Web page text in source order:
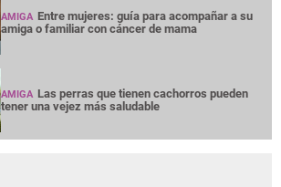
AMIGA Entre mujeres: guía para acompañar a su
amiga o familiar con cáncer de mama
AMIGA Las perras que tienen cachorros pueden
tener una vejez más saludable